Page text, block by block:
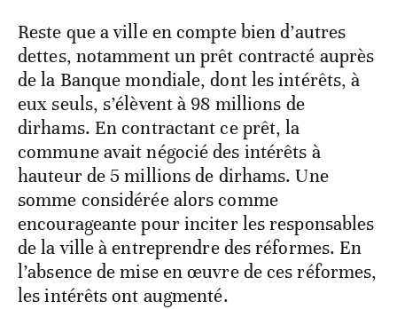
Reste que a ville en compte bien d’autres
dettes, notamment un prêt contracté auprès
de la Banque mondiale, dont les intérêts, à
eux seuls, s’élèvent à 98 millions de
dirhams. En contractant ce prêt, la
commune avait négocié des intérêts à
hauteur de 5 millions de dirhams. Une
somme considérée alors comme
encourageante pour inciter les responsables
de la ville à entreprendre des réformes. En
l’absence de mise en œuvre de ces réformes,
les intérêts ont augmenté.